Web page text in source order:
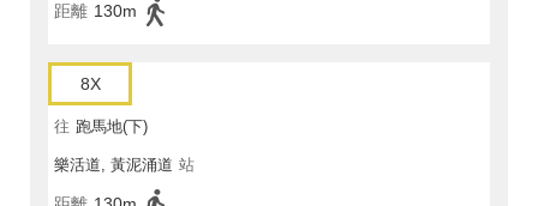
距離 130m
8X
往 跑馬地(下)
樂活道, 黃泥涌道 站